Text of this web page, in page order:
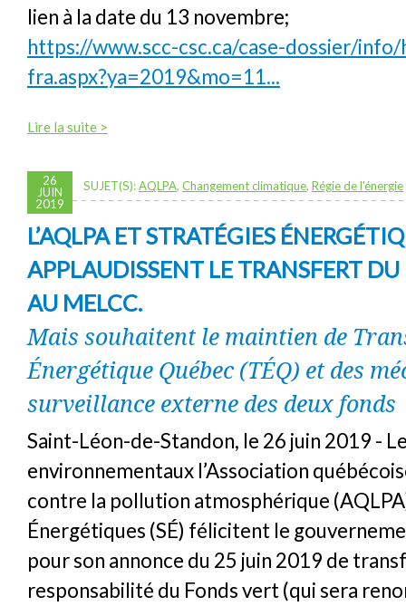
lien à la date du 13 novembre;
https://www.scc-csc.ca/case-dossier/info/
fra.aspx?ya=2019&mo=11...
Lire la suite >
26
JUIN
2019
SUJET(S):AQLPA, Changement climatique, Régie de l'énergie
L’AQLPA ET STRATÉGIES
APPLAUDISSENT LE TRANSFERT
AU MELCC.
Mais souhaitent le maintien de
Énergétique Québec (TÉQ) et des
surveillance externe des deux fonds
Saint-Léon-de-Standon, le 26 juin 2019 -
environnementaux l’Association
contre la pollution atmosphérique
Énergétiques (SÉ) félicitent le
pour son annonce du 25 juin 2019 de
responsabilité du Fonds vert (qui sera